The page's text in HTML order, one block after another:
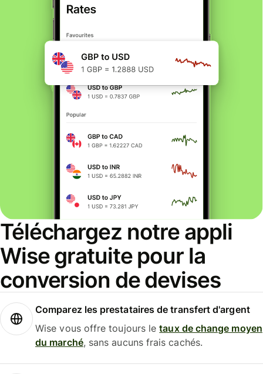
Téléchargez notre appli
Wise gratuite pour la
conversion de devises
Comparez les prestataires de transfert d'argent
Wise vous offre toujours letaux de change moyen
du marché, sans aucuns frais cachés.